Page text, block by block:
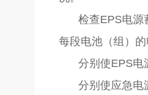
检查EPS电源
每段电池（组）的
分别使EPS电
分别使应急电